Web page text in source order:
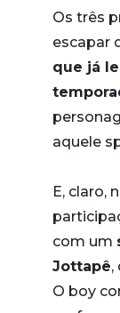
Os três
escapar
que já
aquele
E, claro,
com um
Jottapê,
O boy